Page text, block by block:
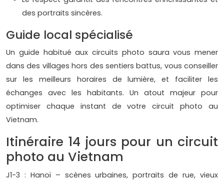
des portraits sincères.
Guide local spécialisé
Un guide habitué aux circuits photo saura vous mener
dans des villages hors des sentiers battus, vous conseiller
sur les meilleurs horaires de lumière, et faciliter les
échanges avec les habitants. Un atout majeur pour
optimiser chaque instant de votre circuit photo au
Vietnam.
Itinéraire 14 jours pour un circuit
photo au Vietnam
J1-3 : Hanoï – scènes urbaines, portraits de rue, vieux